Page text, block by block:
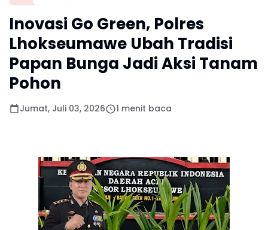
Inovasi Go Green, Polres
Lhokseumawe Ubah Tradisi
Papan Bunga Jadi Aksi Tanam
Pohon
Jumat, Juli 03, 2026 1 menit baca